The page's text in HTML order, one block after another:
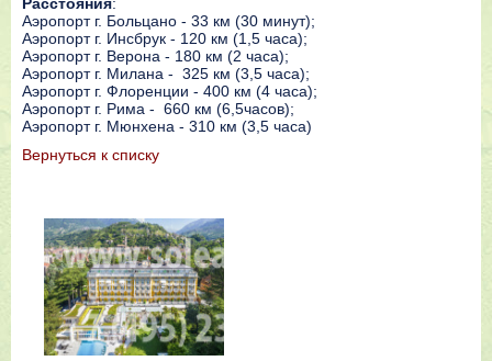
Расстояния:
Аэропорт г. Больцано - 33 км (30 минут);
Аэропорт г. Инсбрук - 120 км (1,5 часа);
Аэропорт г. Верона - 180 км (2 часа);
Аэропорт г. Милана - 325 км (3,5 часа);
Аэропорт г. Флоренции - 400 км (4 часа);
Аэропорт г. Рима - 660 км (6,5часов);
Аэропорт г. Мюнхена - 310 км (3,5 часа)
Вернутьcя к списку